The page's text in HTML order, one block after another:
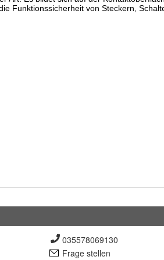
035578069130
Frage stellen